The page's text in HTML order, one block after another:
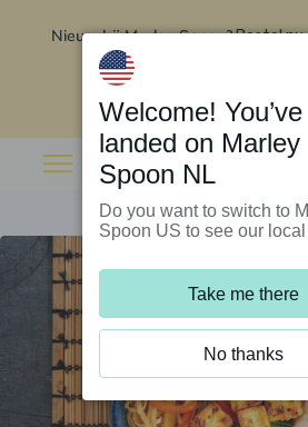
Nieuw bij Marley Spoon?Bestel nu
Welcome! You’ve
landed on Marley
Spoon NL
Do you want to switch to
Spoon US to see our
Take me there
No thanks